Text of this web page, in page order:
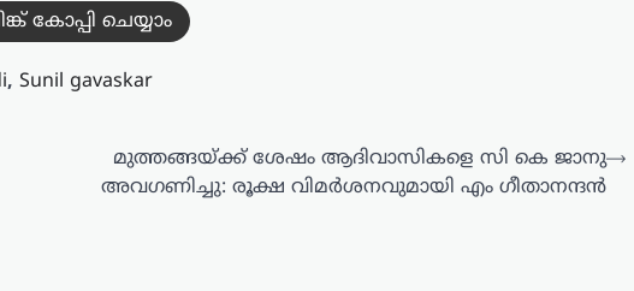
കോപ്പി ചെയ്യാം
, Sunil gavaskar
മുത്തങ്ങയ്ക്ക് ശേഷം ആദിവാസികളെ സി കെ ജാനു
അവഗണിച്ചു: രൂക്ഷ വിമർശനവുമായി എം ഗീതാനന്ദൻ
⟶